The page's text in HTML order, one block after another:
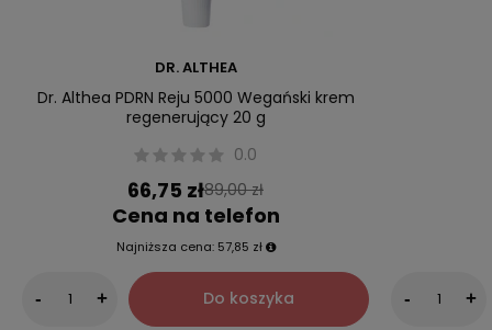
DR. ALTHEA
Dr. Althea PDRN Reju 5000 Wegański krem
regenerujący 20 g
0.0
66,75 zł89,00 zł
Cena na telefon
Najniższa cena: 57,85 zł
- + Do koszyka - +